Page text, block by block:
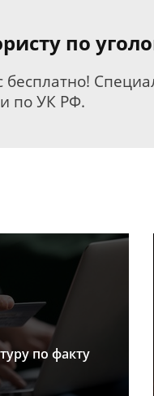
по
бесплатно!
по УК РФ.
по факту